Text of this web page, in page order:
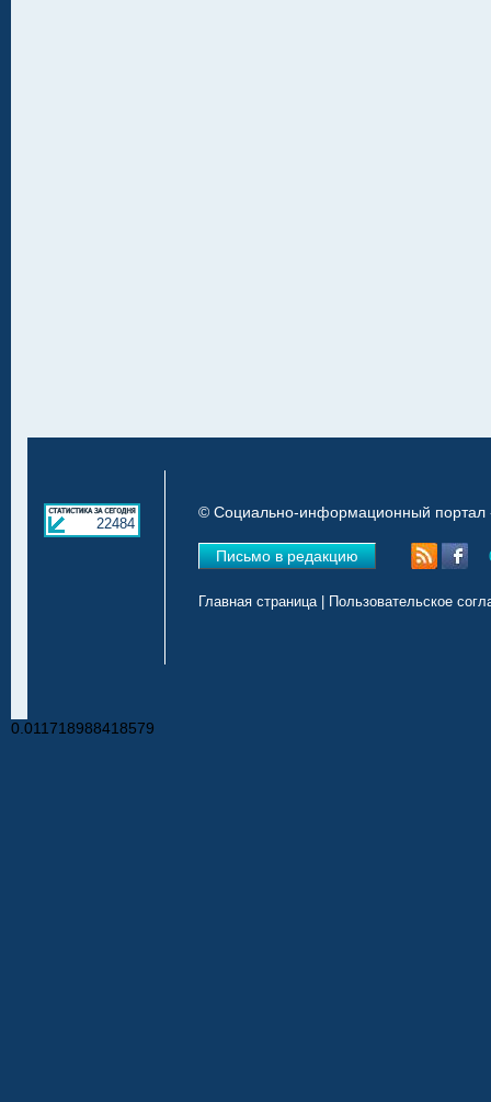
22484
© Социально-информационный портал
Письмо в редакцию
Главная страница| Пользовательское
0.011718988418579